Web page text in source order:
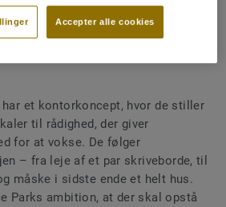
30 arbejdspladser, der er tegnet af
Projektets krav til akustisk
har et kontorkoncept, hvor de stiller
til rådighed, der giver
for at vokse. De følger
– fra leje af et par skriveborde, til
måske i sidste ende et helt hus.
Parks ambition, at der skal opstå
Accepter alle cookies